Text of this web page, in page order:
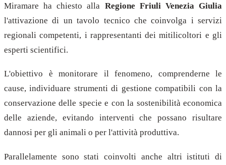
Miramare ha chiesto alla Regione Friuli Venezia Giulia
l'attivazione di un tavolo tecnico che coinvolga i servizi
regionali competenti, i rappresentanti dei mitilicoltori e gli
esperti scientifici.
L'obiettivo è monitorare il fenomeno, comprenderne le
cause, individuare strumenti di gestione compatibili con la
conservazione delle specie e con la sostenibilità economica
delle aziende, evitando interventi che possano risultare
dannosi per gli animali o per l'attività produttiva.
Parallelamente sono stati coinvolti anche altri istituti di